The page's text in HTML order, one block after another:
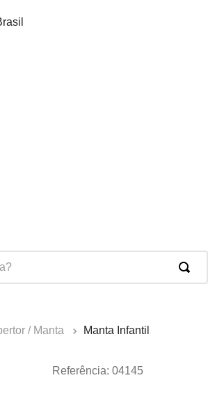
/ Manta
Manta Infantil
Referência: 04145